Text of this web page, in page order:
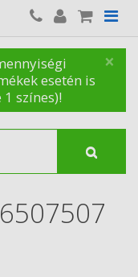
×
esetén is
színes)!